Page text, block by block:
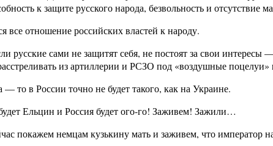
к защите русского народа, безвольность и
все отношение российских властей к народу.
сами не защитят себя, не постоят за свои интересы
из артиллерии и РСЗО под «воздушные поцелуи»
то в России точно не будет такого, как на Украине.
Ельцин и Россия будет ого-го! Заживем! Зажили…
покажем немцам кузькину мать и заживем, что император